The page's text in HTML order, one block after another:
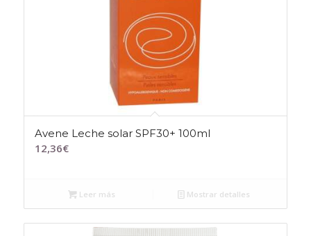
Avene Leche solar SPF30+ 100ml
12,36€
Leer más Mostrar detalles